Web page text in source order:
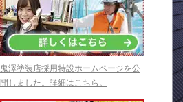
鬼澤塗装店採用特設ホームページを公
開しました。詳細はこちら。